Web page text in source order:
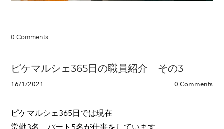
0 Comments
ピケマルシェ365日の職員紹介 その3
16/1/2021 0 Comments
ピケマルシェ365日では現在
常勤3名、パート5名が仕事をしています。